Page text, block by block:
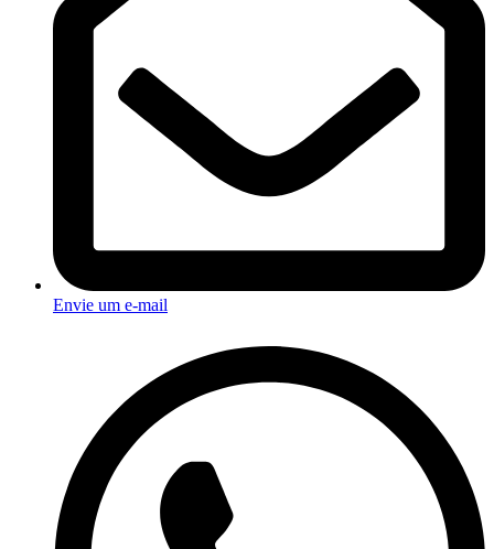
Envie um e-mail